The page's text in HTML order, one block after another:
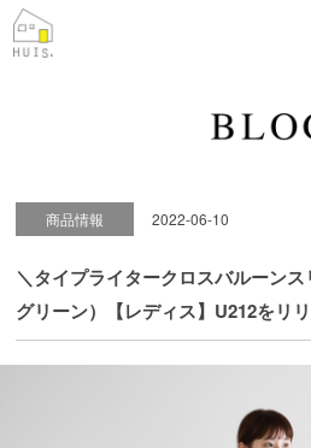
商品情報 2022-06-10
＼タイプライタークロスバルーン
グリーン）【レディス】U212をリ